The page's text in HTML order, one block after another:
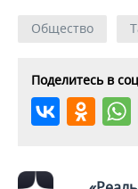
Общество
Поделитесь в